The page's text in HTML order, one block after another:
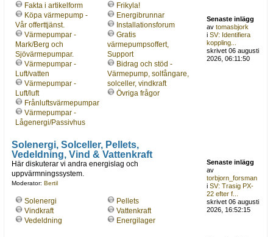
Fakta i artikelform
Köpa värmepump -
Vår offerttjänst.
Värmepumpar -
Mark/Berg och
Sjövärmepumpar.
Värmepumpar -
Luft/vatten
Värmepumpar -
Luft/luft
Frånluftsvärmepumpar
Värmepumpar -
Lågenergi/Passivhus
Frikyla!
Energibrunnar
Installationsforum
Gratis
värmepumpsoffert,
Support
Bidrag och stöd -
Värmepump, solfångare,
solceller, vindkraft
Övriga frågor
Senaste inlägg
avtomasbjork
iSV: Identifiera
koppling...
skrivet 06 augusti
2026, 06:11:50
Solenergi, Solceller, Pellets,
Vedeldning, Vind & Vattenkraft
Här diskuterar vi andra energislag och
uppvärmningssystem.
Moderator: Bertil
Solenergi
Vindkraft
Vedeldning
Pellets
Vattenkraft
Energilager
Senaste inlägg
av
torbjorn_forsman
iSV: Trasig PX-
22 efter f...
skrivet 06 augusti
2026, 16:52:15